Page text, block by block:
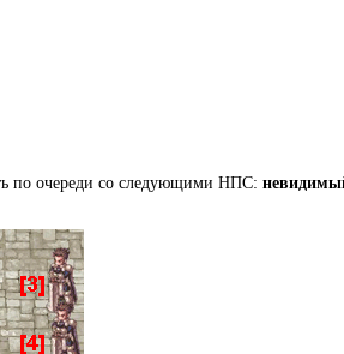
по очереди со следующими НПС: